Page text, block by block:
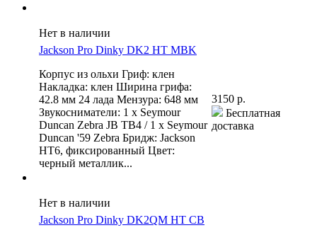
Нет в наличии
Jackson Pro Dinky DK2 HT MBK
Корпус из ольхи Гриф: клен
Накладка: клен Ширина грифа:
42.8 мм 24 лада Мензура: 648 мм
Звукосниматели: 1 x Seymour
Duncan Zebra JB TB4 / 1 x Seymour
Duncan '59 Zebra Бридж: Jackson
HT6, фиксированный Цвет:
черный металлик...
3150 р.
Бесплатная
доставка
Нет в наличии
Jackson Pro Dinky DK2QM HT CB